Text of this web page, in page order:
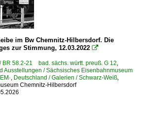
im Bw Chemnitz-Hilbersdorf. Die
zur Stimmung, 12.03.2022 
BR 58.2-21 bad. sächs. württ. preuß. G 12,
Ausstellungen / Sächsisches Eisenbahnmuseum
, Deutschland / Galerien / Schwarz-Weiß,
Chemnitz-Hilbersdorf